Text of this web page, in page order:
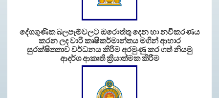
දේශගුණික බලපෑම්වලට ඔරොත්තු දෙන හා නවීකරණය
කරන ලද වාරි කෘෂිකර්මාන්තය මගින් ආහාර
සුරක්ෂිතතාව වර්ධනය කිරිම අරමුණු කර ගත් නියමු
ආදර්ශ ආකෘති ක්‍රියාත්මක කිරීම